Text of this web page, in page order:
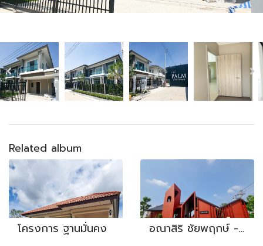
Related album
โครงการ ฐานมั่นคง อณาสิริ ชัยพฤกษ์ - วงแหวน